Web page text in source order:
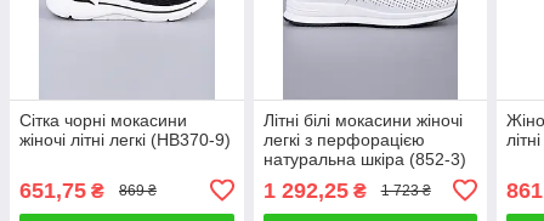
Сітка чорні мокасини
жіночі літні легкі (HB370-9)
651,75 ₴ 869 ₴
Літні білі мокасини жіночі
легкі з перфорацією
натуральна шкіра (852-3)
1 292,25₴ 1 723 ₴